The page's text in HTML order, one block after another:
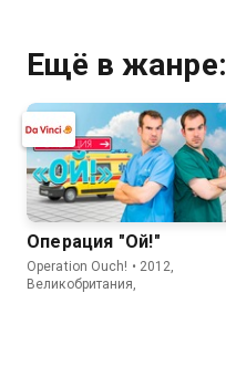
Ещё в жанре:
Операция "Ой!"
Operation Ouch! • 2012,
Великобритания,